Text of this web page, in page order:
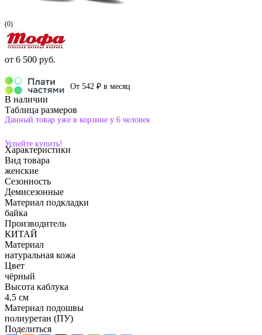
(0)
от 6 500 руб.
От 542 ₽ в месяц
В наличии
Таблица размеров
Данный товар уже в корзине у 6 человек
Успейте купить!
Характеристики
Вид товара
женские
Сезонность
Демисезонные
Материал подкладки
байка
Производитель
КИТАЙ
Материал
натуральная кожа
Цвет
чёрный
Высота каблука
4,5 см
Материал подошвы
полиуретан (ПУ)
Поделиться